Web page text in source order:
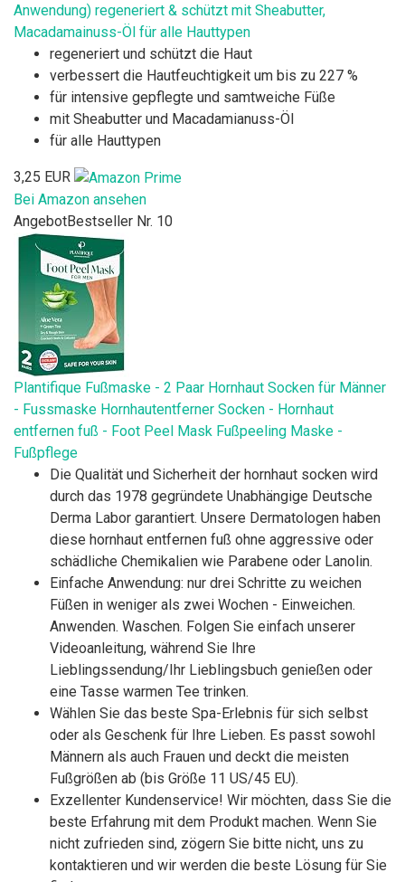
Anwendung) regeneriert & schützt mit Sheabutter,
Macadamainuss-Öl für alle Hauttypen
regeneriert und schützt die Haut
verbessert die Hautfeuchtigkeit um bis zu 227 %
für intensive gepflegte und samtweiche Füße
mit Sheabutter und Macadamianuss-Öl
für alle Hauttypen
3,25 EUR
Bei Amazon ansehen
AngebotBestseller Nr. 10
Plantifique Fußmaske - 2 Paar Hornhaut Socken für Männer
- Fussmaske Hornhautentferner Socken - Hornhaut
entfernen fuß - Foot Peel Mask Fußpeeling Maske -
Fußpflege
Die Qualität und Sicherheit der hornhaut socken wird
durch das 1978 gegründete Unabhängige Deutsche
Derma Labor garantiert. Unsere Dermatologen haben
diese hornhaut entfernen fuß ohne aggressive oder
schädliche Chemikalien wie Parabene oder Lanolin.
Einfache Anwendung: nur drei Schritte zu weichen
Füßen in weniger als zwei Wochen - Einweichen.
Anwenden. Waschen. Folgen Sie einfach unserer
Videoanleitung, während Sie Ihre
Lieblingssendung/Ihr Lieblingsbuch genießen oder
eine Tasse warmen Tee trinken.
Wählen Sie das beste Spa-Erlebnis für sich selbst
oder als Geschenk für Ihre Lieben. Es passt sowohl
Männern als auch Frauen und deckt die meisten
Fußgrößen ab (bis Größe 11 US/45 EU).
Exzellenter Kundenservice! Wir möchten, dass Sie die
beste Erfahrung mit dem Produkt machen. Wenn Sie
nicht zufrieden sind, zögern Sie bitte nicht, uns zu
kontaktieren und wir werden die beste Lösung für Sie